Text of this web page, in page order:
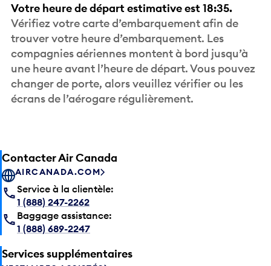
Votre heure de départ estimative est 18:35.
Vérifiez votre carte d’embarquement afin de
trouver votre heure d’embarquement. Les
compagnies aériennes montent à bord jusqu’à
une heure avant l’heure de départ. Vous pouvez
changer de porte, alors veuillez vérifier ou les
écrans de l’aérogare régulièrement.
Contacter Air Canada
AIRCANADA.COM
Service à la clientèle:
1 (888) 247-2262
Baggage assistance:
1 (888) 689-2247
Services supplémentaires